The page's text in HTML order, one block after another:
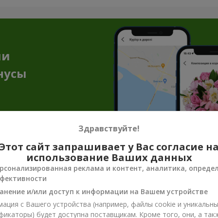
продукция к цветочным
чтобы передать всё настроение, заботу или
и делают подарок завершённым. Сувенирная
Здравствуйте!
Этот сайт запрашивает у Вас согласие на
использование Ваших данных
реклама и контент, аналитика,
и/или доступ к информации на Вашем устройстве
с Вашего устройства (например, файлы cookie и
будет доступна поставщикам. Кроме того, они, а